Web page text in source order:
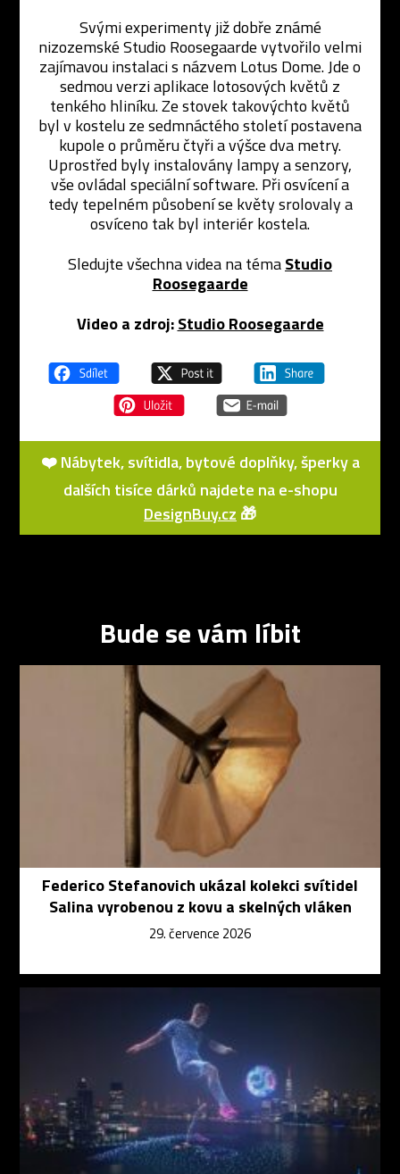
Svými experimenty již dobře známé
nizozemské Studio Roosegaarde vytvořilo velmi
zajímavou instalaci s názvem Lotus Dome. Jde o
sedmou verzi aplikace lotosových květů z
tenkého hliníku. Ze stovek takovýchto květů
byl v kostelu ze sedmnáctého století postavena
kupole o průměru čtyři a výšce dva metry.
Uprostřed byly instalovány lampy a senzory,
vše ovládal speciální software. Při osvícení a
tedy tepelném působení se květy srolovaly a
osvíceno tak byl interiér kostela.
Sledujte všechna videa na témaStudio
Roosegaarde
Video a zdroj: Studio Roosegaarde
❤️ Nábytek, svítidla, bytové doplňky, šperky a
dalších tisíce dárků najdete na e-shopu
DesignBuy.cz 🎁
Bude se vám líbit
Federico Stefanovich ukázal kolekci svítidel
Salina vyrobenou z kovu a skelných vláken
29. července 2026